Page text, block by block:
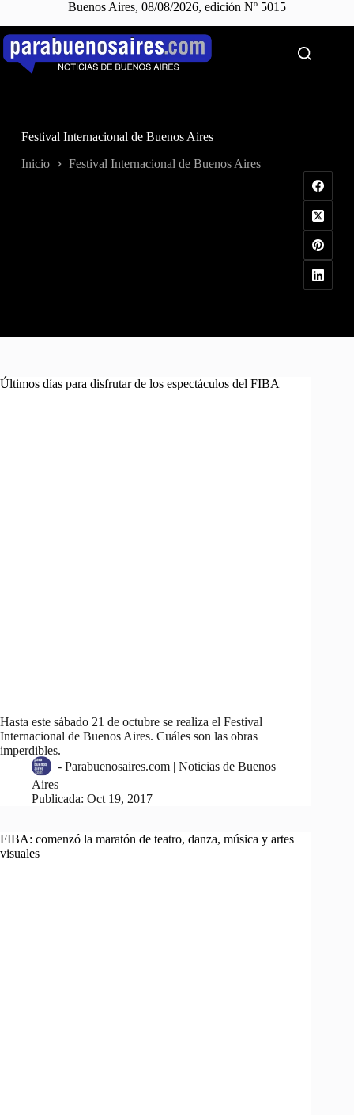
Buenos Aires, 08/08/2026, edición Nº 5015
Saltar
contenido
Festival Internacional de Buenos Aires
Inicio Festival Internacional de Buenos Aires
Últimos días para disfrutar de los espectáculos del FIBA
Hasta este sábado 21 de octubre se realiza el Festival
Internacional de Buenos Aires. Cuáles son las obras
imperdibles.
- Parabuenosaires.com | Noticias de Buenos
Aires
Publicada: Oct 19, 2017
FIBA: comenzó la maratón de teatro, danza, música y artes
visuales